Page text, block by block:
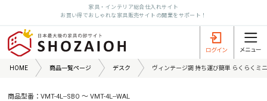
家具・インテリア総合仕入れサイト
お買い得でおしゃれな家具販売サイトの開業をサポート！
HOME 商品一覧ページ デスク ヴィンテージ調 持ち運び簡単 らくらくミ
商品型番：VMT-4L--SBO ～ VMT-4L--WAL